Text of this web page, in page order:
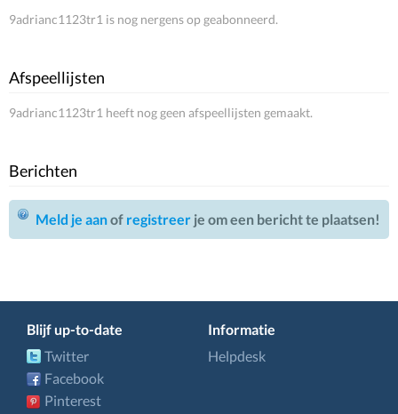
9adrianc1123tr1 is nog nergens op geabonneerd.
Afspeellijsten
9adrianc1123tr1 heeft nog geen afspeellijsten gemaakt.
Berichten
Meld je aanof registreer je om een bericht te plaatsen!
Blijf up-to-date
Twitter
Facebook
Pinterest
Informatie
Helpdesk